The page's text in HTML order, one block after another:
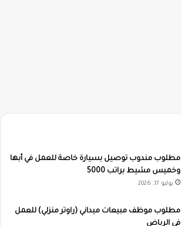
مطلوب مندوب توصيل بسيارة خاصة للعمل في أبها
وخميس مشيط براتب 5000
يوليو 17, 2026
مطلوب موظف مبيعات ميداني (راوتر منزلي) للعمل
في الرياض